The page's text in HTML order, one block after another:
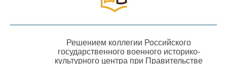
Решением коллегии Российского
государственного военного историко-
культурного центра при Правительстве